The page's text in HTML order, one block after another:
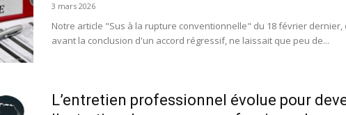
3 mars 2026
Notre article "Sus à la rupture conventionnelle" du 18 février
avant la conclusion d'un accord régressif, ne laissait que peu de...
L’entretien professionnel évolue pour